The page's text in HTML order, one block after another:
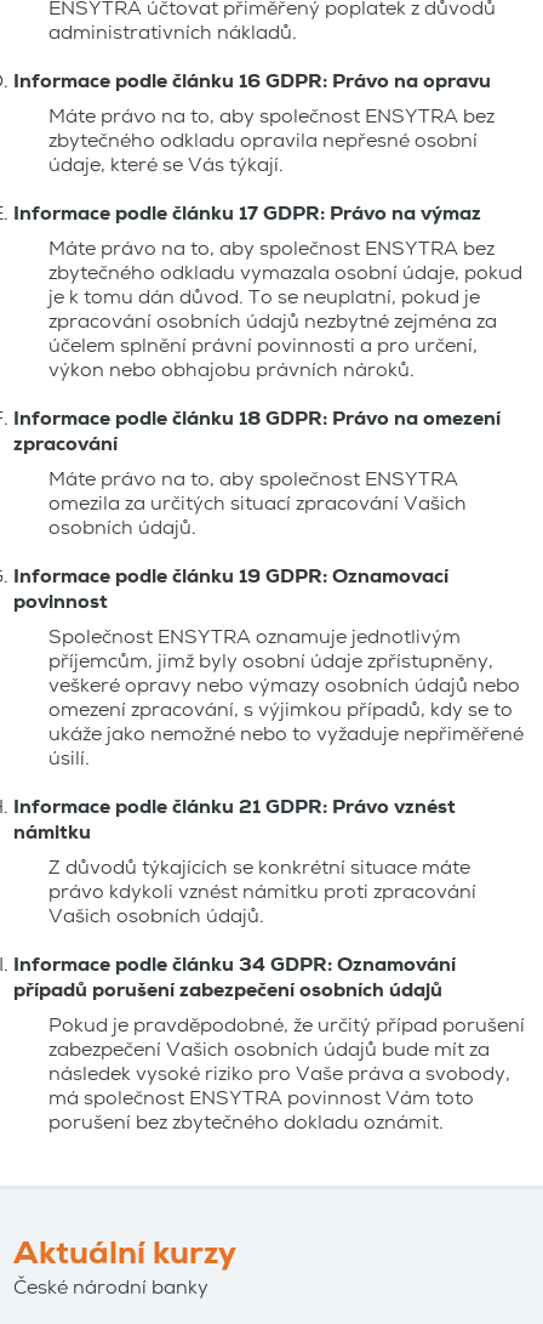
ENSYTRA účtovat přiměřený poplatek z důvodů
administrativních nákladů.
Informace podle článku 16 GDPR: Právo na opravu
Máte právo na to, aby společnost ENSYTRA bez
zbytečného odkladu opravila nepřesné osobní
údaje, které se Vás týkají.
Informace podle článku 17 GDPR: Právo na výmaz
Máte právo na to, aby společnost ENSYTRA bez
zbytečného odkladu vymazala osobní údaje, pokud
je k tomu dán důvod. To se neuplatní, pokud je
zpracování osobních údajů nezbytné zejména za
účelem splnění právní povinnosti a pro určení,
výkon nebo obhajobu právních nároků.
Informace podle článku 18 GDPR: Právo na omezení
zpracování
Máte právo na to, aby společnost ENSYTRA
omezila za určitých situací zpracování Vašich
osobních údajů.
Informace podle článku 19 GDPR: Oznamovací
povinnost
Společnost ENSYTRA oznamuje jednotlivým
příjemcům, jimž byly osobní údaje zpřístupněny,
veškeré opravy nebo výmazy osobních údajů nebo
omezení zpracování, s výjimkou případů, kdy se to
ukáže jako nemožné nebo to vyžaduje nepřiměřené
úsilí.
Informace podle článku 21 GDPR: Právo vznést
námitku
Z důvodů týkajících se konkrétní situace máte
právo kdykoli vznést námitku proti zpracování
Vašich osobních údajů.
Informace podle článku 34 GDPR: Oznamování
případů porušení zabezpečení osobních údajů
Pokud je pravděpodobné, že určitý případ porušení
zabezpečení Vašich osobních údajů bude mít za
následek vysoké riziko pro Vaše práva a svobody,
má společnost ENSYTRA povinnost Vám toto
porušení bez zbytečného dokladu oznámit.
Aktuální kurzy
České národní banky